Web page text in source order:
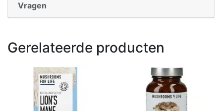
Vragen
Gerelateerde producten